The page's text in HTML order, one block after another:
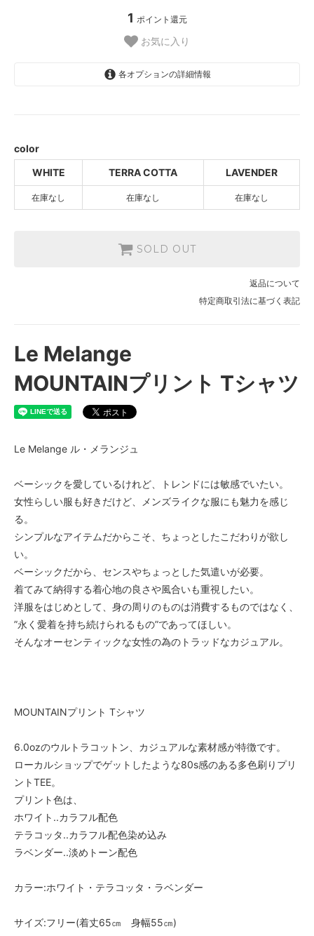
1 ポイント還元
お気に入り
各オプションの詳細情報
LAVENDER
SOLD OUT
color
WHITE
TERRA COTTA LAVENDER
在庫なし 在庫なし 在庫なし
SOLD OUT
返品について
特定商取引法に基づく表記
Le Melange
MOUNTAINプリント Tシャツ
Le Melange ル・メランジュ
ベーシックを愛しているけれど、トレンドには敏感でいたい。
女性らしい服も好きだけど、メンズライクな服にも魅力を感じ
る。
シンプルなアイテムだからこそ、ちょっとしたこだわりが欲し
い。
ベーシックだから、センスやちょっとした気遣いが必要。
着てみて納得する着心地の良さや風合いも重視したい。
洋服をはじめとして、身の周りのものは消費するものではなく、
”永く愛着を持ち続けられるもの”であってほしい。
そんなオーセンティックな女性の為のトラッドなカジュアル。
MOUNTAINプリント Tシャツ
6.0ozのウルトラコットン、カジュアルな素材感が特徴です。
ローカルショップでゲットしたような80s感のある多色刷りプリ
ントTEE。
プリント色は、
ホワイト..カラフル配色
テラコッタ..カラフル配色染め込み
ラベンダー..淡めトーン配色
カラー:ホワイト・テラコッタ・ラベンダー
サイズ:フリー(着丈65㎝ 身幅55㎝)